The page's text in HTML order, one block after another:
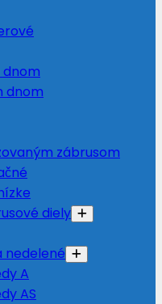
dnom
zábrusom
diely
nedelené
A
AS